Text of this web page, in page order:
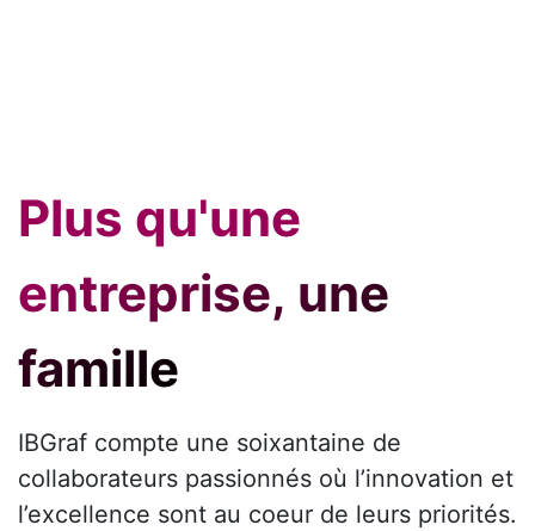
Plus qu'une
entreprise, une
famille
IBGraf compte une soixantaine de
collaborateurs passionnés où l’innovation et
l’excellence sont au coeur de leurs priorités.